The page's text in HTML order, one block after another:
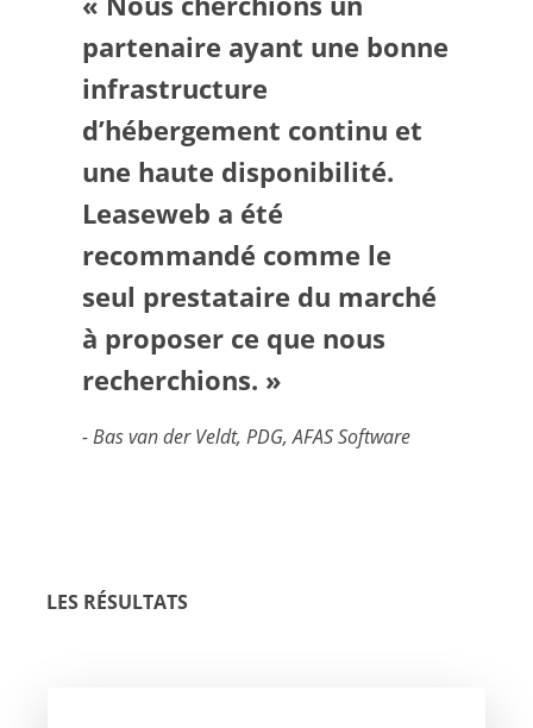
partenaire ayant une bonne
infrastructure
d’hébergement continu et
une haute disponibilité.
Leaseweb a été
recommandé comme le
seul prestataire du marché
à proposer ce que nous
recherchions. »
- Bas van der Veldt, PDG, AFAS Software
LES RÉSULTATS